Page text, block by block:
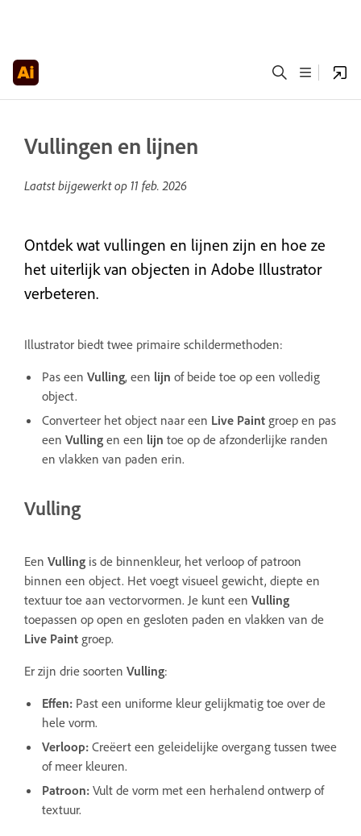
Vullingen en lijnen
Laatst bijgewerkt op 11 feb. 2026
Ontdek wat vullingen en lijnen zijn en hoe ze
het uiterlijk van objecten in Adobe Illustrator
verbeteren.
Illustrator biedt twee primaire schildermethoden:
Pas een Vulling, een lijn of beide toe op een volledig
object.
Converteer het object naar een Live Paint groep en pas
een Vulling en een lijn toe op de afzonderlijke randen
en vlakken van paden erin.
Vulling
Een Vulling is de binnenkleur, het verloop of patroon
binnen een object. Het voegt visueel gewicht, diepte en
textuur toe aan vectorvormen. Je kunt een Vulling
toepassen op open en gesloten paden en vlakken van de
Live Paint groep.
Er zijn drie soorten Vulling:
Effen: Past een uniforme kleur gelijkmatig toe over de
hele vorm.
Verloop: Creëert een geleidelijke overgang tussen twee
of meer kleuren.
Patroon: Vult de vorm met een herhalend ontwerp of
textuur.